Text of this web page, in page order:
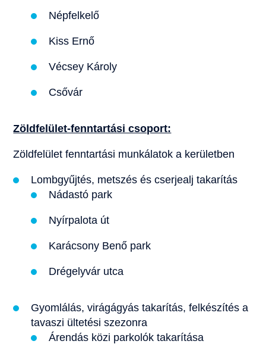
Népfelkelő
Kiss Ernő
Vécsey Károly
Csővár
Zöldfelület-fenntartási csoport:
Zöldfelület fenntartási munkálatok a kerületben
Lombgyűjtés, metszés és cserjealj takarítás
Nádastó park
Nyírpalota út
Karácsony Benő park
Drégelyvár utca
Gyomlálás, virágágyás takarítás, felkészítés a
tavaszi ültetési szezonra
Árendás közi parkolók takarítása